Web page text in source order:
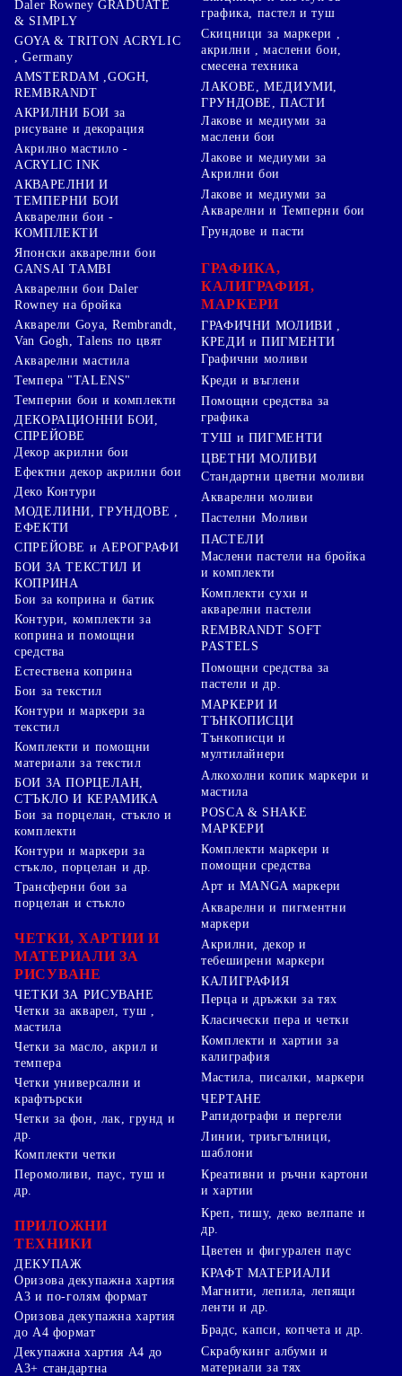
Daler Rowney GRADUATE
& SIMPLY
GOYA & TRITON АCRYLIC
, Germany
AMSTERDAM ,GOGH,
REMBRANDT
АКРИЛНИ БОИ за
рисуване и декорация
Акрилно мастило -
ACRYLIC INK
АКВАРЕЛНИ И
ТЕМПЕРНИ БОИ
Акварелни бои -
КОМПЛЕКТИ
Японски акварелни бои
GANSAI TAMBI
Акварелни бои Daler
Rowney на бройка
Акварели Goya, Rembrandt,
Van Gogh, Talens по цвят
Акварелни мастила
Темпера "TALENS"
Темперни бои и комплекти
ДЕКОРАЦИОННИ БОИ,
СПРЕЙОВЕ
Декор акрилни бои
Ефектни декор акрилни бои
Деко Контури
МОДЕЛИНИ, ГРУНДОВЕ ,
ЕФЕКТИ
СПРЕЙОВЕ и АЕРОГРАФИ
БОИ ЗА ТЕКСТИЛ И
КОПРИНА
Бои за коприна и батик
Контури, комплекти за
коприна и помощни
средства
Естествена коприна
Бои за текстил
Контури и маркери за
текстил
Комплекти и помощни
материали за текстил
БОИ ЗА ПОРЦЕЛАН,
СТЪКЛО И КЕРАМИКА
Бои за порцелан, стъкло и
комплекти
Контури и маркери за
стъкло, порцелан и др.
Трансферни бои за
порцелан и стъкло
ЧЕТКИ, ХАРТИИ И
МАТЕРИАЛИ ЗА
РИСУВАНЕ
ЧЕТКИ ЗА РИСУВАНЕ
Четки за акварел, туш ,
мастила
Четки за масло, акрил и
темпера
Четки универсални и
крафтърски
Четки за фон, лак, грунд и
др.
Комплекти четки
графика, пастел и туш
Скицници за маркери ,
акрилни , маслени бои,
смесена техника
ЛАКОВЕ, МЕДИУМИ,
ГРУНДОВЕ, ПАСТИ
Лакове и медиуми за
маслени бои
Лакове и медиуми за
Акрилни бои
Лакове и медиуми за
Акварелни и Темперни бои
Грундове и пасти
ГРАФИКА,
КАЛИГРАФИЯ,
МАРКЕРИ
ГРАФИЧНИ МОЛИВИ ,
КРЕДИ и ПИГМЕНТИ
Графични моливи
Креди и въглени
Помощни средства за
графика
ТУШ и ПИГМЕНТИ
ЦВЕТНИ МОЛИВИ
Стандартни цветни моливи
Акварелни моливи
Пастелни Моливи
ПАСТЕЛИ
Маслени пастели на бройка
и комплекти
Комплекти сухи и
акварелни пастели
REMBRANDT SOFT
PASTELS
Помощни средства за
пастели и др.
МАРКЕРИ И
ТЪНКОПИСЦИ
Тънкописци и
мултилайнери
Алкохолни копик маркери и
мастила
POSCA & SHAKE
МАРКЕРИ
Комплекти маркери и
помощни средства
Арт и MANGA маркери
Акварелни и пигментни
маркери
Акрилни, декор и
тебеширени маркери
КАЛИГРАФИЯ
Перца и дръжки за тях
Класически пера и четки
Комплекти и хартии за
калиграфия
Мастила, писалки, маркери
ЧЕРТАНЕ
Рапидографи и пергели
Линии, триъгълници,
шаблони
Перомоливи, паус, туш и
др.
ПРИЛОЖНИ
ТЕХНИКИ
ДЕКУПАЖ
Оризова декупажна хартия
А3 и по-голям формат
Оризова декупажна хартия
до А4 формат
Декупажна хартия А4 до
А3+ стандартна
Креативни и ръчни картони
и хартии
Креп, тишу, деко велпапе и
др.
Цветен и фигурален паус
КРАФТ МАТЕРИАЛИ
Магнити, лепила, лепящи
ленти и др.
Брадс, капси, копчета и др.
Скрабукинг албуми и
материали за тях